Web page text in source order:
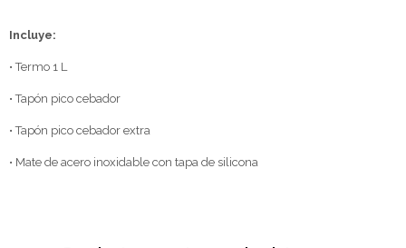
Incluye:
• Termo 1 L
• Tapón pico cebador
• Tapón pico cebador extra
• Mate de acero inoxidable con tapa de silicona